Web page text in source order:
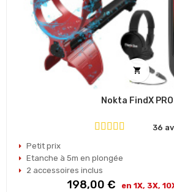

Nokta FindX PRO
36
Petit prix
Etanche à 5m en plongée
2 accessoires inclus
Prix
198,00 € en 1X, 3X,